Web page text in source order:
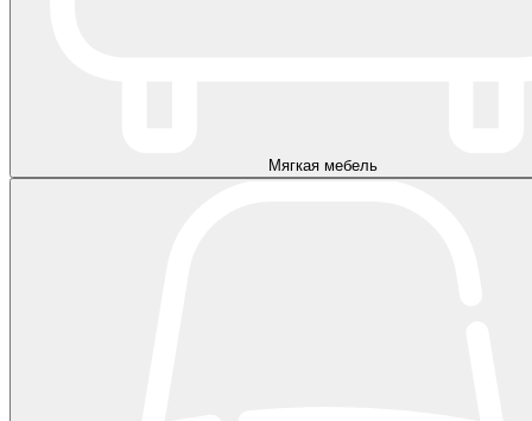
Мягкая мебель